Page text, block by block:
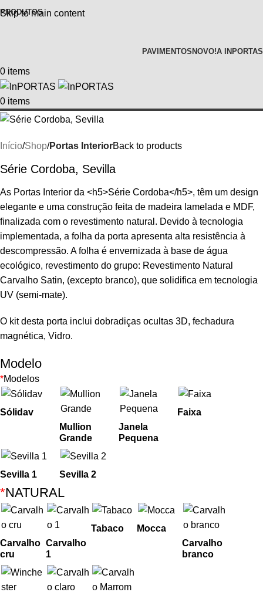
Skip to main content
PRODUTOS
PAVIMENTOS NOVO!A INPORTAS
0 items
0 items
Início Shop Portas InteriorBack to products
Série Cordoba, Sevilla
As Portas Interior da <h5>Série Cordoba</h5>, têm um design
elegante e uma construção feita de madeira lamelada e MDF,
finalizada com o revestimento natural. Devido à tecnologia
implementada, a folha da porta apresenta alta resistência à
descompressão. A folha é envernizada à base de água
ecológico, revestimento do grupo: Revestimento Natural
Carvalho Satin, (excepto branco), que solidifica em tecnologia
UV (semi-mate).
O kit desta porta inclui dobradiças ocultas 3D, fechadura
magnética, Vidro.
Modelo
*Modelos
Sólidav
Mullion
Grande
Janela
Pequena
Faixa
Sevilla 1 Sevilla 2
*NATURAL
Carvalho
cru
Carvalho
1
Tabaco
Mocca
Carvalho
branco